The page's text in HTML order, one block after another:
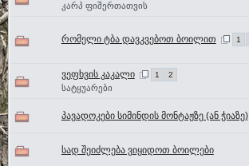
კარპ ფიშერთათვის
რომელი ტბა დავკვებოთ ბოილით 1
ვეფხვის კაკალი 1 2
სატყუარები
პავადოკები სიმინდის მონტაჟზე (ან ჭიაზე)
სად შეიძლება ვიყიდოთ ბოილები